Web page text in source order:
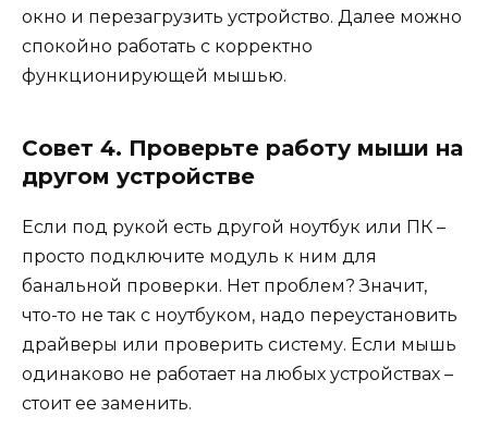
окно и перезагрузить устройство. Далее можно
спокойно работать с корректно
функционирующей мышью.
Совет 4. Проверьте работу мыши на
другом устройстве
Если под рукой есть другой ноутбук или ПК –
просто подключите модуль к ним для
банальной проверки. Нет проблем? Значит,
что-то не так с ноутбуком, надо переустановить
драйверы или проверить систему. Если мышь
одинаково не работает на любых устройствах –
стоит ее заменить.